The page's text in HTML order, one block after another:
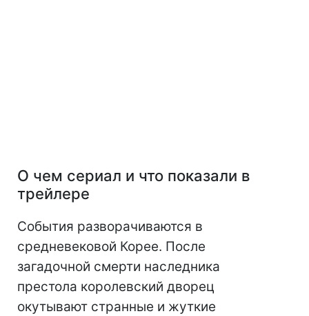
О чем сериал и что показали в
трейлере
События разворачиваются в
средневековой Корее. После
загадочной смерти наследника
престола королевский дворец
окутывают странные и жуткие